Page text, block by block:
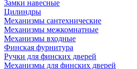
Замки навесные
Цилиндры
Механизмы сантехнические
Механизмы межкомнатные
Механизмы входные
Финская фурнитура
Ручки для финских дверей
Механизмы для финских дверей